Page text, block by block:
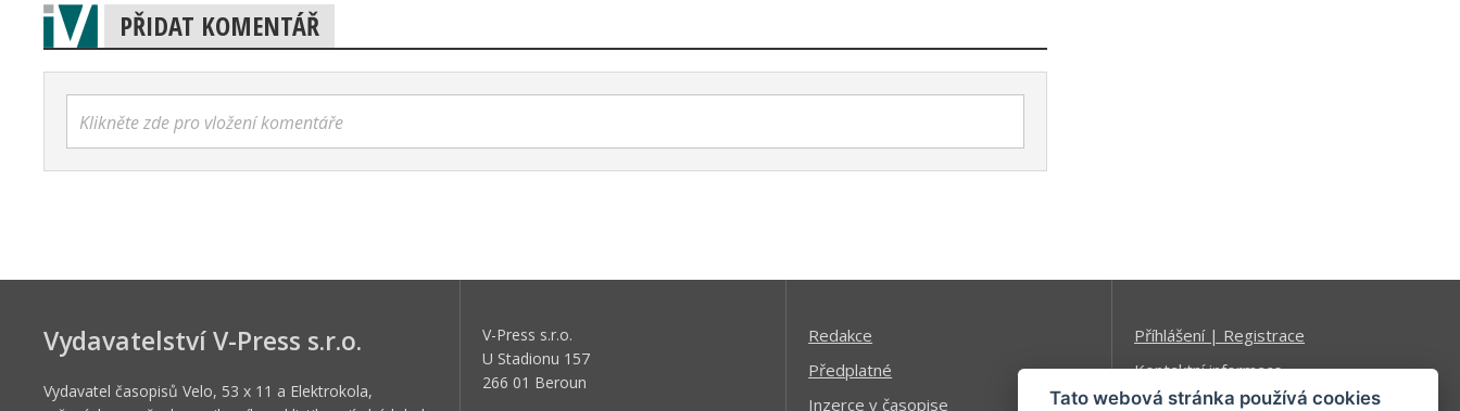
PŘIDAT KOMENTÁŘ
Klikněte zde pro vložení komentáře
Vydavatelství V-Press s.r.o.
Vydavatel časopisů Velo, 53 x 11 a Elektrokola,
V-Press s.r.o.
U Stadionu 157
266 01 Beroun
Redakce
Předplatné
Inzerce v časopise
Příhlášení | Registrace
Kontaktní informace
Mapa stránek
Tato webová stránka používá cookies